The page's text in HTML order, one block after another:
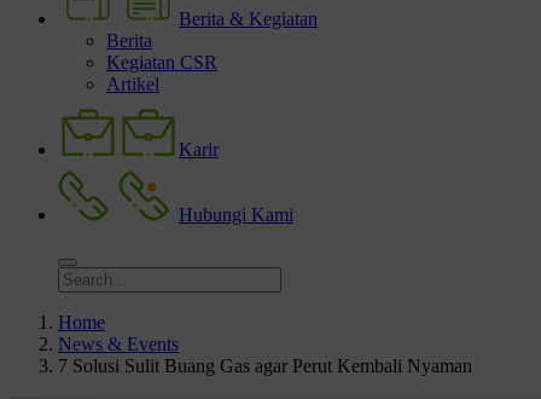
Berita & Kegiatan
Berita
Kegiatan CSR
Artikel
Karir
Hubungi Kami
Home
News & Events
7 Solusi Sulit Buang Gas agar Perut Kembali Nyaman